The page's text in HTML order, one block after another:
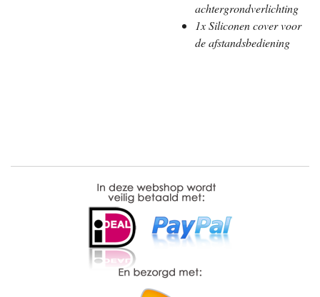
achtergrondverlichting
1x Siliconen cover voor
de afstandsbediening